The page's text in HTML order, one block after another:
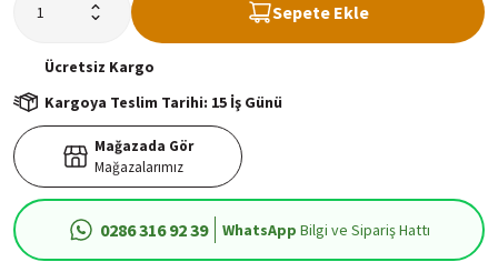
Sepete Ekle
Ücretsiz Kargo
Kargoya Teslim Tarihi: 15 İş Günü
Mağazada Gör
Mağazalarımız
0286 316 92 39 WhatsApp Bilgi ve Sipariş Hattı